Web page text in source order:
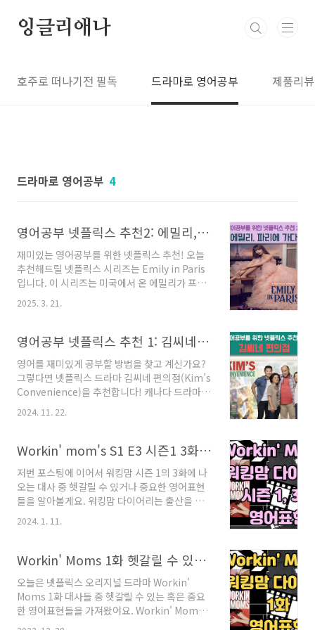
잉글리애나
호주로 떠나기전 필독 드라마로 영어공부 제품리뷰
드라마로 영어공부 4
영어공부 넷플릭스 추천2: 에밀리, 파리에 가다 (Emily in Paris)
재미있는 영어공부를 위한 넷플릭스 추천! 오늘
추천해드릴 넷플릭스 시리즈는 Emily in Paris
입니다. 이 시리즈는 미국에서 온 에밀리가 프랑
스 파리에서 겪는 다양한 문화 충돌과 직장 생활
을 중심으로 한 이야기인데요. 유쾌하면서도 감
이에요. Emily in Paris 줄거리 미국 시카고의
랑스 파리의 마케팅 회사로 파견됩니다. 파리에
서 그녀는 새로운 문화, 언어, 그리고 직장 분위기
에 적응하려고 고군분투하죠. 에밀리가 파리에서
겪는 일상과 연애 이야기는 물론, 파리지앵들의
(Emily in Paris) 에밀리 인 파리..
2025. 3. 21.
영어공부 넷플릭스 추천 1: 김씨네 편의점 (Kim’s Convenience)
영어를 재미있게 공부할 방법을 찾고 계신가요?
그렇다면 넷플릭스 드라마 김씨네 편의점(Kim’s
Convenience)을 추천합니다! 캐나다 드라마인
김씨네 편의점은 유머러스하면서도 감동적인 스
토리, 실생활에서 사용할 수 있는 영어 표현들, 그
차 있어 영어 쉐도잉에 딱인데요. 지금부터 자세
편의점 (Kim’s Convenience) 김씨네 편의점
은 캐나다 토론토를 배경으로 한 한인 이민자 가
족의 이야기를 다룬 시트콤입니다. 이 가족의 일
상 속에서 벌어지는 크고 작은 사건들이 코믹하
장점이 있습니다.주요 캐릭터:A..
2024. 11. 22.
Workin' mom's S1 E3 시즌1 3화 영어표현
저번 포스팅에 이어서 워킹맘 시즌 1의 3화에 나
오는 대사 중 헷갈릴 수 있거나 중요한 영어표현
들을 알아볼게요. 워킹맘 다이어리는 출산을 마
치고 직장으로 돌아가는, 다양한 직업을 가진 엄
마들의 직장과 육아를 병행하며 일어나는 고군분
니다. 1. hear ye hear ye 다들 주목 hear는 우
리가 알고 있는 듣다라는 동사로 hear ye hear
ye는 "들으세요, 들으세요". 즉, 내 말 좀 들어봐
라는 뜻으로 사람들의 주목을 불러일으키거나 중
요한 선언을 할 때 사용합니다. 2. This is a
2024. 1. 11.
Workin' Moms 1화 헷갈릴 수 있는 혹은 중요한 영어대사 정리
오늘은 넷플릭스 오리지널 드라마 Workin'
Moms 1화 대사들 중 헷갈릴 수 있는 혹은 중요
한 영어표현들을 가져왔어요. Workin' Moms